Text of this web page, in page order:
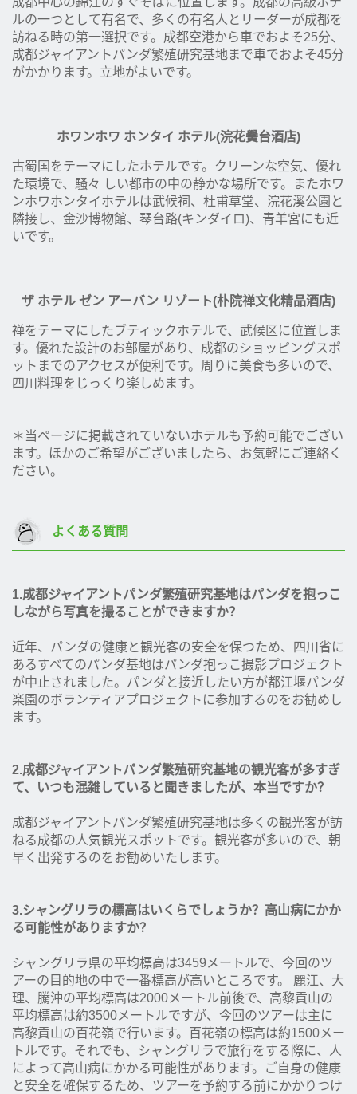
ルの一つとして有名で、多くの有名人とリーダーが成都を
訪ねる時の第一選択です。成都空港から車でおよそ25分、
成都ジャイアントパンダ繁殖研究基地まで車でおよそ45分
がかかります。立地がよいです。
ホワンホワ ホンタイ ホテル(浣花黌台酒店)
古蜀国をテーマにしたホテルです。クリーンな空気、優れ
た環境で、騒々 しい都市の中の静かな場所です。またホワ
ンホワホンタイホテルは武候祠、杜甫草堂、浣花溪公園と
隣接し、金沙博物館、琴台路(キンダイロ)、青羊宮にも近
いです。
ザ ホテル ゼン アーバン リゾート(朴院禅文化精品酒店)
禅をテーマにしたブティックホテルで、武候区に位置しま
す。優れた設計のお部屋があり、成都のショッピングスポ
ットまでのアクセスが便利です。周りに美食も多いので、
四川料理をじっくり楽しめます。
＊当ページに掲載されていないホテルも予約可能でござい
ます。ほかのご希望がございましたら、お気軽にご連絡く
ださい。
よくある質問
1.成都ジャイアントパンダ繁殖研究基地はパンダを抱っこ
しながら写真を撮ることができますか？
近年、パンダの健康と観光客の安全を保つため、四川省に
あるすべてのパンダ基地はパンダ抱っこ撮影プロジェクト
が中止されました。パンダと接近したい方が都江堰パンダ
楽園のボランティアプロジェクトに参加するのをお勧めし
ます。
2.成都ジャイアントパンダ繁殖研究基地の観光客が多すぎ
て、いつも混雑していると聞きましたが、本当ですか？
成都ジャイアントパンダ繁殖研究基地は多くの観光客が訪
ねる成都の人気観光スポットです。観光客が多いので、朝
早く出発するのをお勧めいたします。
3.シャングリラの標高はいくらでしょうか？高山病にかか
る可能性がありますか？
シャングリラ県の平均標高は3459メートルで、今回のツ
アーの目的地の中で一番標高が高いところです。 麗江、大
理、騰沖の平均標高は2000メートル前後で、高黎貢山の
平均標高は約3500メートルですが、今回のツアーは主に
高黎貢山の百花嶺で行います。百花嶺の標高は約1500メー
トルです。それでも、シャングリラで旅行をする際に、人
によって高山病にかかる可能性があります。ご自身の健康
と安全を確保するため、ツアーを予約する前にかかりつけ